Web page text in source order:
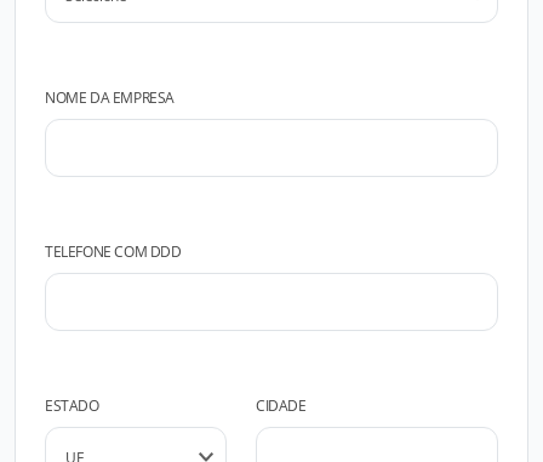
NOME DA EMPRESA
TELEFONE COM DDD
ESTADO CIDADE